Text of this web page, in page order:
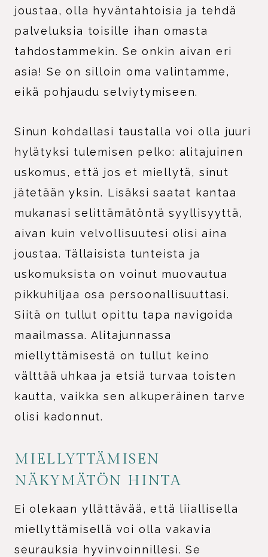
joustaa, olla hyväntahtoisia ja tehdä
palveluksia toisille ihan omasta
tahdostammekin. Se onkin aivan eri
asia! Se on silloin oma valintamme,
eikä pohjaudu selviytymiseen.
Sinun kohdallasi taustalla voi olla juuri
hylätyksi tulemisen pelko: alitajuinen
uskomus, että jos et miellytä, sinut
jätetään yksin. Lisäksi saatat kantaa
mukanasi selittämätöntä syyllisyyttä,
aivan kuin velvollisuutesi olisi aina
joustaa. Tällaisista tunteista ja
uskomuksista on voinut muovautua
pikkuhiljaa osa persoonallisuuttasi.
Siitä on tullut opittu tapa navigoida
maailmassa. Alitajunnassa
miellyttämisestä on tullut keino
välttää uhkaa ja etsiä turvaa toisten
kautta, vaikka sen alkuperäinen tarve
olisi kadonnut.
MIELLYTTÄMISEN
NÄKYMÄTÖN HINTA
Ei olekaan yllättävää, että liiallisella
miellyttämisellä voi olla vakavia
seurauksia hyvinvoinnillesi. Se